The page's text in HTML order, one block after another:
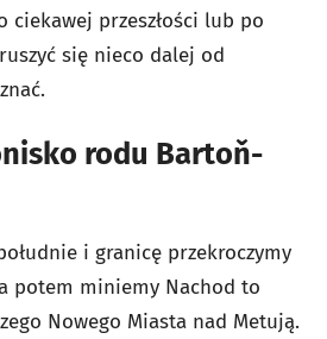
ciekawej przeszłości lub po
się nieco dalej od
rodu Bartoň-
i granicę przekroczymy
potem miniemy Nachod to
Nowego Miasta nad Metują.